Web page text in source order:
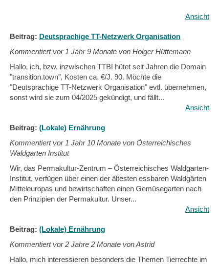
Ansicht
Beitrag: Deutsprachige TT-Netzwerk Organisation
Kommentiert vor 1 Jahr 9 Monate von Holger Hüttemann
Hallo, ich, bzw. inzwischen TTBI hütet seit Jahren die Domain
"transition.town", Kosten ca. €/J. 90. Möchte die
"Deutsprachige TT-Netzwerk Organisation" evtl. übernehmen,
sonst wird sie zum 04/2025 gekündigt, und fällt...
Ansicht
Beitrag: (Lokale) Ernährung
Kommentiert vor 1 Jahr 10 Monate von Österreichisches
Waldgarten Institut
Wir, das Permakultur-Zentrum – Österreichisches Waldgarten-
Institut, verfügen über einen der ältesten essbaren Waldgärten
Mitteleuropas und bewirtschaften einen Gemüsegarten nach
den Prinzipien der Permakultur. Unser...
Ansicht
Beitrag: (Lokale) Ernährung
Kommentiert vor2 Jahre 2 Monate von Astrid
Hallo, mich interessieren besonders die Themen Tierrechte im